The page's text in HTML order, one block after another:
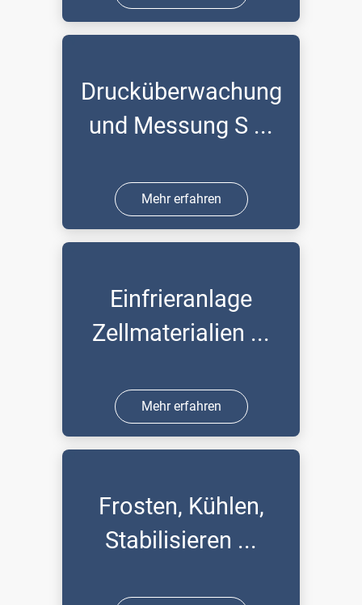
Drucküberwachung
und Messung S ...
Mehr erfahren
Einfrieranlage
Zellmaterialien ...
Mehr erfahren
Frosten, Kühlen,
Stabilisieren ...